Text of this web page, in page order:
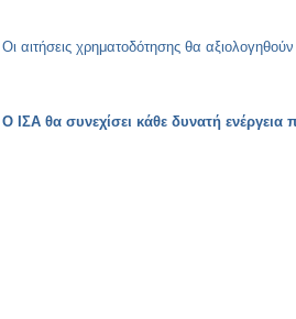
Οι αιτήσεις χρηματοδότησης θα
Ο ΙΣΑ θα συνεχίσει κάθε δυνατή ενέργεια